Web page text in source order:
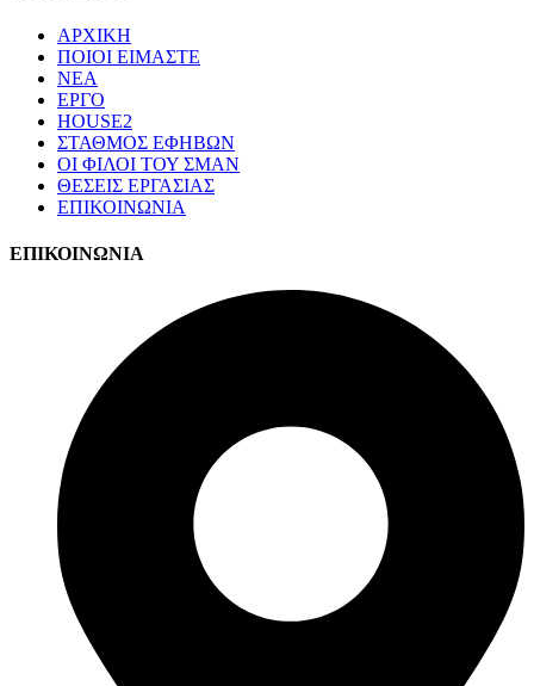
ΑΡΧΙΚΗ
ΠΟΙΟΙ ΕΙΜΑΣΤΕ
ΝΕΑ
ΕΡΓΟ
HOUSE2
ΣΤΑΘΜΟΣ ΕΦΗΒΩΝ
ΟΙ ΦΙΛΟΙ ΤΟΥ ΣΜΑΝ
ΘΕΣΕΙΣ ΕΡΓΑΣΙΑΣ
ΕΠΙΚΟΙΝΩΝΙΑ
ΕΠΙΚΟΙΝΩΝΙΑ